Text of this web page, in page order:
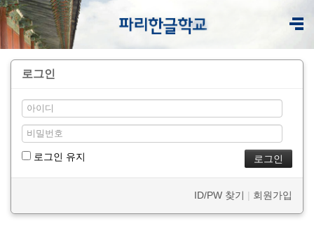
로그인
로그인 유지
ID/PW 찾기 | 회원가입